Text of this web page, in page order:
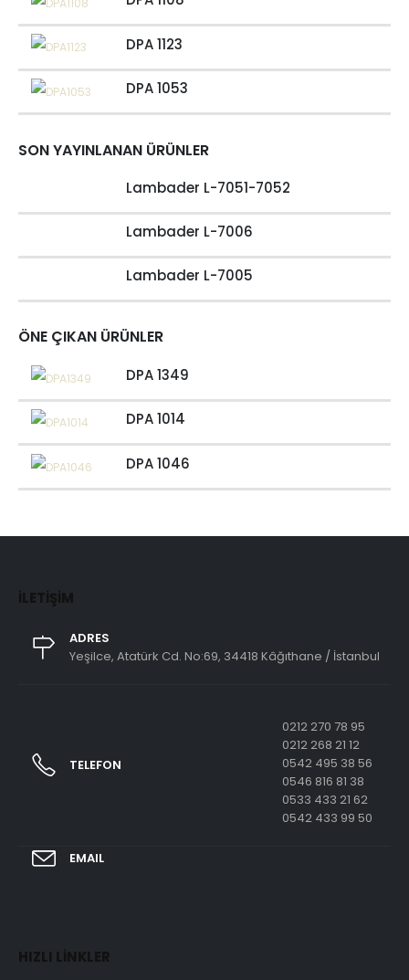
DPA 1123
DPA 1053
SON YAYINLANAN ÜRÜNLER
Lambader L-7051-7052
Lambader L-7006
Lambader L-7005
ÖNE ÇIKAN ÜRÜNLER
DPA 1349
DPA 1014
DPA 1046
İLETIŞIM
ADRES
Yeşilce, Atatürk Cd. No:69, 34418 Kâğıthane / İstanbul
TELEFON
0212 270 78 95
0212 268 21 12
0542 495 38 56
0546 816 81 38
0533 433 21 62
0542 433 99 50
EMAIL
HIZLI LİNKLER